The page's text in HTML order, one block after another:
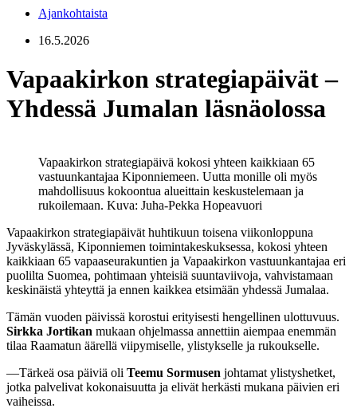
Ajankohtaista
16.5.2026
Vapaakirkon strategiapäivät –
Yhdessä Jumalan läsnäolossa
Vapaakirkon strategiapäivä kokosi yhteen kaikkiaan 65
vastuunkantajaa Kiponniemeen. Uutta monille oli myös
mahdollisuus kokoontua alueittain keskustelemaan ja
rukoilemaan. Kuva: Juha-Pekka Hopeavuori
Vapaakirkon strategiapäivät huhtikuun toisena viikonloppuna
Jyväskylässä, Kiponniemen toimintakeskuksessa, kokosi yhteen
kaikkiaan 65 vapaaseurakuntien ja Vapaakirkon vastuunkantajaa eri
puolilta Suomea, pohtimaan yhteisiä suuntaviivoja, vahvistamaan
keskinäistä yhteyttä ja ennen kaikkea etsimään yhdessä Jumalaa.
Tämän vuoden päivissä korostui erityisesti hengellinen ulottuvuus.
Sirkka Jortikan mukaan ohjelmassa annettiin aiempaa enemmän
tilaa Raamatun äärellä viipymiselle, ylistykselle ja rukoukselle.
—Tärkeä osa päiviä oli Teemu Sormusen johtamat ylistyshetket,
jotka palvelivat kokonaisuutta ja elivät herkästi mukana päivien eri
vaiheissa.